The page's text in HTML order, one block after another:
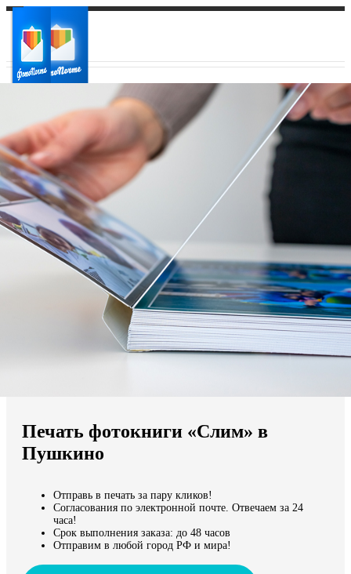
Ваш город:
Ваш регион доставки
Выберите из списка:
Мы доставляем по всему миру
Продолжить без города
Печать фотокниги «Слим» в
Пушкино
Отправь в печать за пару кликов!
Согласования по электронной почте. Отвечаем за 24
часа!
Срок выполнения заказа: до 48 часов
Отправим в любой город РФ и мира!